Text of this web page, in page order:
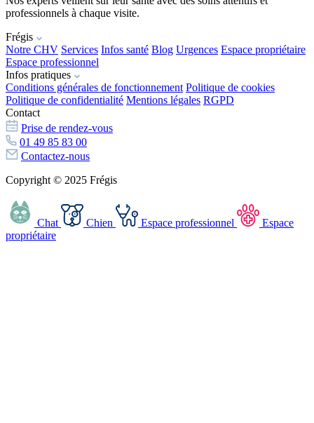
professionnels à chaque visite.
Frégis
Notre CHV Services Infos santé Blog Urgences Espace propriétaire
Espace professionnel
Infos pratiques
Conditions générales de fonctionnement Politique de cookies
Politique de confidentialité Mentions légales RGPD
Contact
Prise de rendez-vous
01 49 85 83 00
Contactez-nous
Copyright © 2025 Frégis
Chat Chien Espace professionnel
Espace
propriétaire